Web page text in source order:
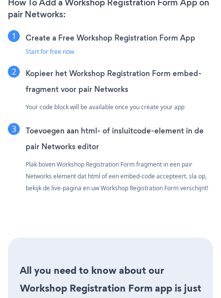
pair Networks:
Create a Free Workshop Registration Form App
Start for free now
Kopieer het Workshop Registration Form embed-
fragment voor pair Networks
Your code block will be available once you create your app
Toevoegen aan html- of insluitcode-element in de
pair Networks editor
Plak boven Workshop Registration Form fragment in een pair
Networks element dat html of een embed-code accepteert. sla op,
bekijk de live-pagina en uw Workshop Registration Form verschijnt!
All you need to know about our
Workshop Registration Form app is just